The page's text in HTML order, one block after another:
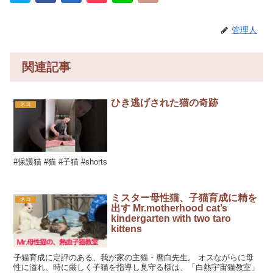
管理人
関連記事
ネコ ひき逃げされた猫の奇跡
#保護猫 #猫 #子猫 #shorts
ネコ
ミスター母性猫、子猫育成に精を
出す Mr.motherhood cat’s
kindergarten with two taro
kittens
子猫育成に定評のある、我が家の主猫・麿白先生。 オスながらに母
性に溢れ、時に厳しく子猫を指導し見守る様は、「白熱宇宙猫教室」